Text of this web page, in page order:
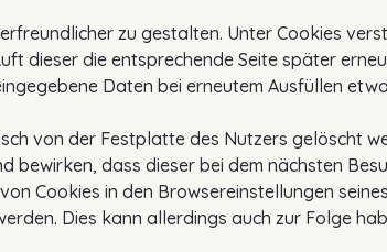
zu gestalten. Unter Cookies
dieser die entsprechende Seite später
Daten bei erneutem Ausfüllen
von der Festplatte des Nutzers gelöscht
bewirken, dass dieser bei dem nächsten
Cookies in den Browsereinstellungen seines
Dies kann allerdings auch zur Folge